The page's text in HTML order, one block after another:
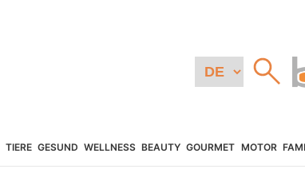
TIERE GESUND WELLNESS BEAUTY GOURMET MOTOR